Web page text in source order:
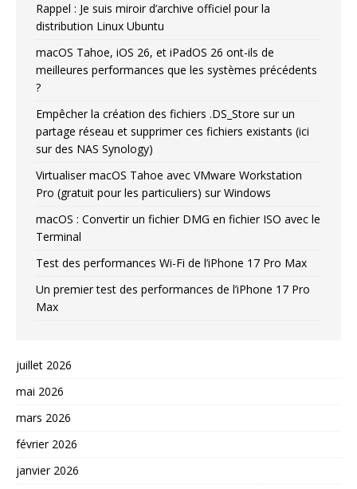
Rappel : Je suis miroir d’archive officiel pour la
distribution Linux Ubuntu
macOS Tahoe, iOS 26, et iPadOS 26 ont-ils de
meilleures performances que les systèmes précédents
?
Empêcher la création des fichiers .DS_Store sur un
partage réseau et supprimer ces fichiers existants (ici
sur des NAS Synology)
Virtualiser macOS Tahoe avec VMware Workstation
Pro (gratuit pour les particuliers) sur Windows
macOS : Convertir un fichier DMG en fichier ISO avec le
Terminal
Test des performances Wi-Fi de l’iPhone 17 Pro Max
Un premier test des performances de l’iPhone 17 Pro
Max
juillet 2026
mai 2026
mars 2026
février 2026
janvier 2026